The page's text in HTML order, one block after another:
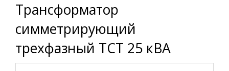
Трансформатор
симметрирующий
трехфазный ТСТ 25 кВА